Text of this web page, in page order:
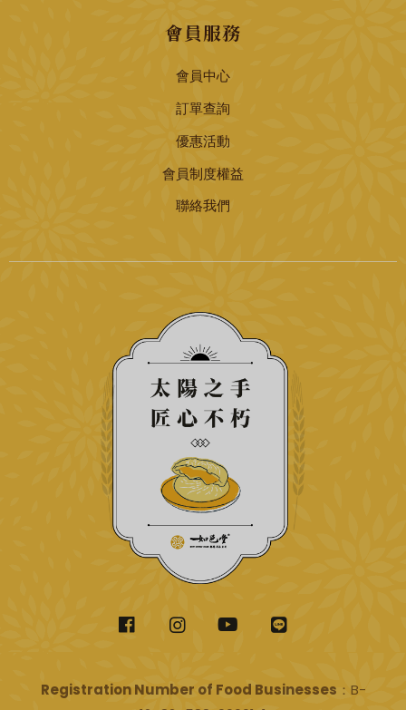
會員服務
會員中心
訂單查詢
優惠活動
會員制度權益
聯絡我們
Registration Number of Food Businesses ：B-